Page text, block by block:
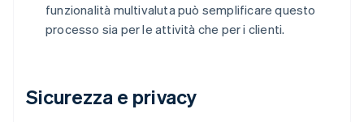
funzionalità multivaluta può semplificare questo
processo sia per le attività che per i clienti.
Sicurezza e privacy